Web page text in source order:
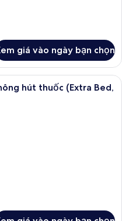
giá vào ngày bạn chọn
bông, két bảo mật tại phòng,
hút thuốc (Extra Bed,